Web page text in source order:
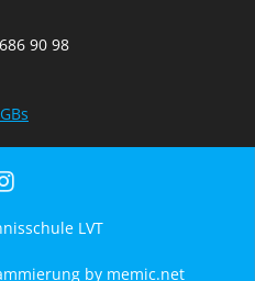
90 98
LVT
by memic.net